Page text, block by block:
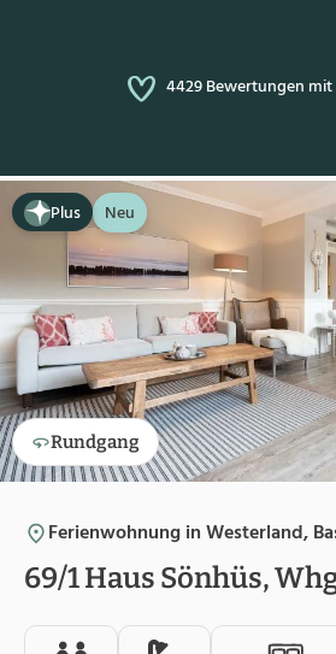
4429 Bewertungen mit
Plus Neu
Rundgang
Ferienwohnung in Westerland,
69/1 Haus Sönhüs,